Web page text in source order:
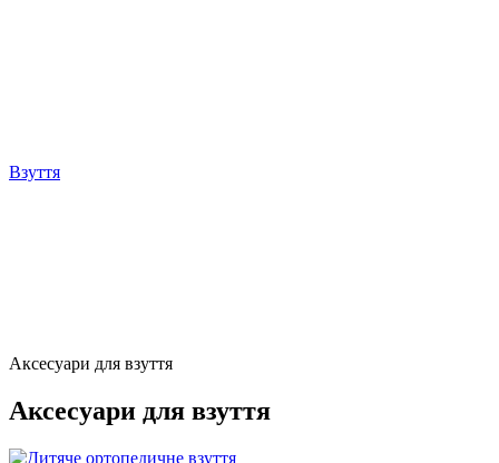
Взуття
Аксесуари для взуття
Аксесуари для взуття